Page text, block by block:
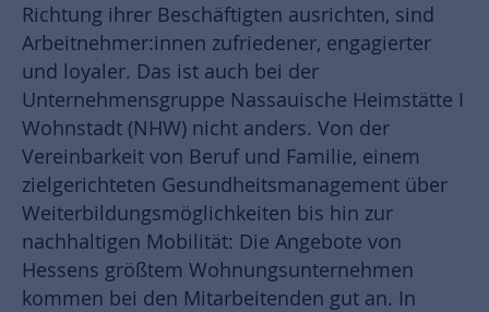
Richtung ihrer Beschäftigten ausrichten, sind
Arbeitnehmer:innen zufriedener, engagierter
und loyaler. Das ist auch bei der
Unternehmensgruppe Nassauische Heimstätte I
Wohnstadt (NHW) nicht anders. Von der
Vereinbarkeit von Beruf und Familie, einem
zielgerichteten Gesundheitsmanagement über
Weiterbildungsmöglichkeiten bis hin zur
nachhaltigen Mobilität: Die Angebote von
Hessens größtem Wohnungsunternehmen
kommen bei den Mitarbeitenden gut an. In